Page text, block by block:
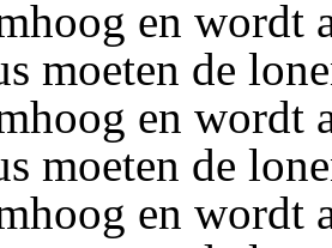
en wordt
moeten de
en wordt
moeten de
en wordt